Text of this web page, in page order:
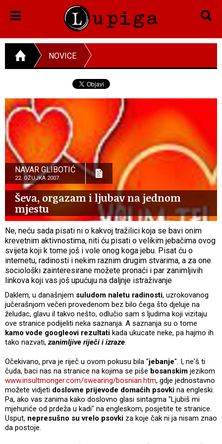
NOVICE
NAVAR GLIBOTIĆ
22. OŽUJKA 2007.
Ševa, orgazam i ljubav na jednom
mjestu
Ne, neću sada pisati ni o kakvoj tražilici koja se bavi onim
krevetnim aktivnostima, niti ću pisati o velikim jebačima ovog
svijeta koji k tome još i vole onog koga jebu. Pisat ću o
internetu, radinosti i nekim raznim drugim stvarima, a za one
sociološki zainteresirane možete pronaći i par zanimljivih
linkova koji vas još upućuju na daljnje istraživanje
Daklem, u današnjem suludom naletu radinosti, uzrokovanog
jučerašnjom večeri provedenom bez bilo čega što djeluje na
želudac, glavu il takvo nešto, odlučio sam s ljudima koji vizitaju
ove stranice podijeliti neka saznanja. A saznanja su o tome
kamo vode googleovi rezultati kada ukucate neke, pa hajmo ih
tako nazvati,zanimljive riječi i izraze.
Očekivano, prva je riječ u ovom pokusu bila "jebanje". I, ne'š ti
čuda, baci nas na stranice na kojima se piše bosanskim jezikom
www.insultmonger.com/swearing/bosnian.htm, gdje jednostavno
možete vidjeti doslovne prijevode domaćih psovki na engleski.
Pa, ako vas zanima kako doslovno glasi sintagma "Ljubiš mi
mjehuriće od prdeža u kadi" na engleskom, posjetite te stranice.
Usput, nepresušno su vrelo psovki za koje čak ni ja nisam znao
da postoje.